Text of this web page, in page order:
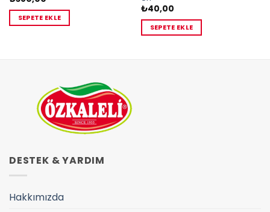
SEPETE EKLE
₺40,00
SEPETE EKLE
DESTEK & YARDIM
Hakkımızda